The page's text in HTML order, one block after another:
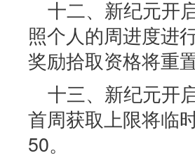
十二、新纪元开
照个人的周进度进
奖励拾取资格将重
十三、新纪元开
首周获取上限将临
50。